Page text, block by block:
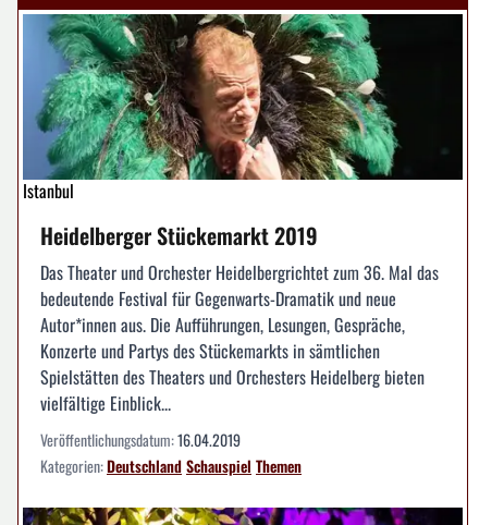
Istanbul
Heidelberger Stückemarkt 2019
Das Theater und Orchester Heidelbergrichtet zum 36. Mal das
bedeutende Festival für Gegenwarts-Dramatik und neue
Autor*innen aus. Die Aufführungen, Lesungen, Gespräche,
Konzerte und Partys des Stückemarkts in sämtlichen
Spielstätten des Theaters und Orchesters Heidelberg bieten
vielfältige Einblick...
Veröffentlichungsdatum:16.04.2019
Kategorien:DeutschlandSchauspiel Themen